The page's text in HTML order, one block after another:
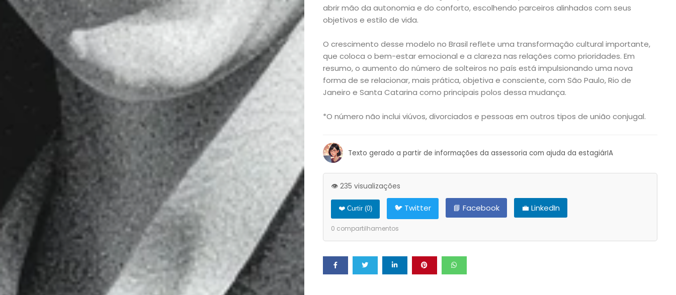
Exclusiva
Homem
Mães
&
Notícias
Opinião
Pets
Receitas
Saúde
abrir mão da autonomia e do conforto, escolhendo parceiros alinhados com seus
objetivos e estilo de vida.
O crescimento desse modelo no Brasil reflete uma transformação cultural importante,
que coloca o bem-estar emocional e a clareza nas relações como prioridades. Em
resumo, o aumento do número de solteiros no país está impulsionando uma nova
forma de se relacionar, mais prática, objetiva e consciente, com São Paulo, Rio de
Janeiro e Santa Catarina como principais polos dessa mudança.
*O número não inclui viúvos, divorciados e pessoas em outros tipos de união conjugal.
Texto gerado a partir de informações da assessoria com ajuda da estagiárIA
👁️ 235 visualizações
❤️ Curtir (0) 🐦 Twitter 📘 Facebook 💼 LinkedIn
0 compartilhamentos